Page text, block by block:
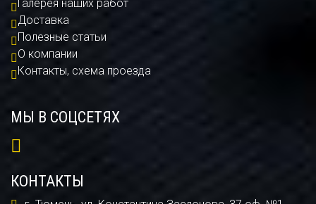
Галерея наших работ
Доставка
Полезные статьи
О компании
Контакты, схема проезда
МЫ В СОЦСЕТЯХ
КОНТАКТЫ